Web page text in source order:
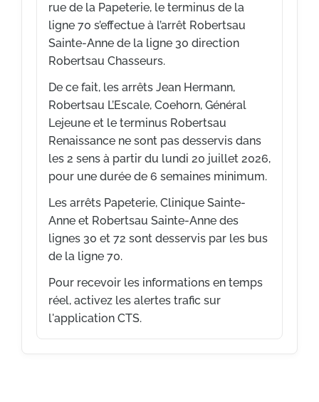
rue de la Papeterie, le terminus de la
ligne 70 s’effectue à l’arrêt Robertsau
Sainte-Anne de la ligne 30 direction
Robertsau Chasseurs.
De ce fait, les arrêts Jean Hermann,
Robertsau L’Escale, Coehorn, Général
Lejeune et le terminus Robertsau
Renaissance ne sont pas desservis dans
les 2 sens à partir du lundi 20 juillet 2026,
pour une durée de 6 semaines minimum.
Les arrêts Papeterie, Clinique Sainte-
Anne et Robertsau Sainte-Anne des
lignes 30 et 72 sont desservis par les bus
de la ligne 70.
Pour recevoir les informations en temps
réel, activez les alertes trafic sur
l'application CTS.